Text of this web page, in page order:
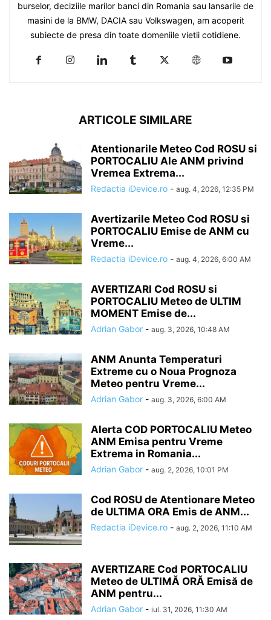
burselor, deciziile marilor banci din Romania sau lansarile de
masini de la BMW, DACIA sau Volkswagen, am acoperit
subiecte de presa din toate domeniile vietii cotidiene.
ARTICOLE SIMILARE
Atentionarile Meteo Cod ROSU si
PORTOCALIU Ale ANM privind
Vremea Extrema...
Redactia iDevice.ro - aug. 4, 2026, 12:35 PM
Avertizarile Meteo Cod ROSU si
PORTOCALIU Emise de ANM cu
Vreme...
Redactia iDevice.ro - aug. 4, 2026, 6:00 AM
AVERTIZARI Cod ROSU si
PORTOCALIU Meteo de ULTIM
MOMENT Emise de...
Adrian Gabor - aug. 3, 2026, 10:48 AM
ANM Anunta Temperaturi
Extreme cu o Noua Prognoza
Meteo pentru Vreme...
Adrian Gabor - aug. 3, 2026, 6:00 AM
Alerta COD PORTOCALIU Meteo
ANM Emisa pentru Vreme
Extrema in Romania...
Adrian Gabor - aug. 2, 2026, 10:01 PM
Cod ROSU de Atentionare Meteo
de ULTIMA ORA Emis de ANM...
Redactia iDevice.ro - aug. 2, 2026, 11:10 AM
AVERTIZARE Cod PORTOCALIU
Meteo de ULTIMĂ ORĂ Emisă de
ANM pentru...
Adrian Gabor - iul. 31, 2026, 11:30 AM